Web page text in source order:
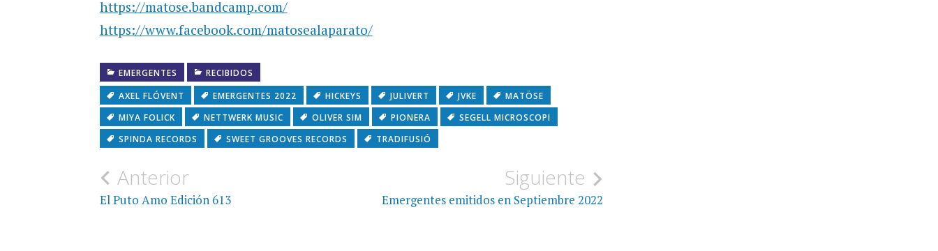
https://matose.bandcamp.com/
https://www.facebook.com/matosealaparato/
EMERGENTES
RECIBIDOS
AXEL FLÓVENT
EMERGENTES 2022 HICKEYS JULIVERT JVKE
MATÖSE
MIYA FOLICK
NETTWERK MUSIC OLIVER SIM PIONERA
SEGELL MICROSCOPI
SPINDA RECORDS
SWEET GROOVES RECORDS TRADIFUSIÓ
Navegación
de
Anterior
El Puto Amo Edición 613
Siguiente
Emergentes emitidos en Septiembre 2022